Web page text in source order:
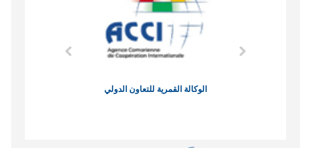
الوكالة القمرية للتعاون الدولي